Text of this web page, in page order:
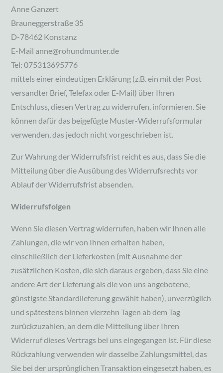
Anne Ganzert
Brauneggerstraße 35
D-78462 Konstanz
E-Mail anne@rohundmunter.de
Tel: 075313695776
mittels einer eindeutigen Erklärung (z.B. ein mit der Post
versandter Brief, Telefax oder E-Mail) über Ihren
Entschluss, diesen Vertrag zu widerrufen, informieren. Sie
können dafür das beigefügte Muster-Widerrufsformular
verwenden, das jedoch nicht vorgeschrieben ist.
Zur Wahrung der Widerrufsfrist reicht es aus, dass Sie die
Mitteilung über die Ausübung des Widerrufsrechts vor
Ablauf der Widerrufsfrist absenden.
Widerrufsfolgen
Wenn Sie diesen Vertrag widerrufen, haben wir Ihnen alle
Zahlungen, die wir von Ihnen erhalten haben,
einschließlich der Lieferkosten (mit Ausnahme der
zusätzlichen Kosten, die sich daraus ergeben, dass Sie eine
andere Art der Lieferung als die von uns angebotene,
günstigste Standardlieferung gewählt haben), unverzüglich
und spätestens binnen vierzehn Tagen ab dem Tag
zurückzuzahlen, an dem die Mitteilung über Ihren
Widerruf dieses Vertrags bei uns eingegangen ist. Für diese
Rückzahlung verwenden wir dasselbe Zahlungsmittel, das
Sie bei der ursprünglichen Transaktion eingesetzt haben, es